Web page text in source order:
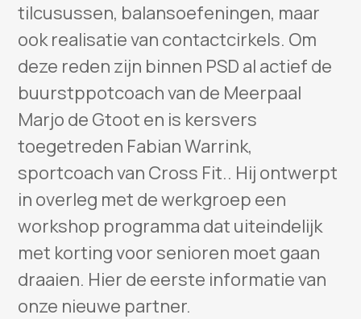
tilcusussen, balansoefeningen, maar
ook realisatie van contactcirkels. Om
deze reden zijn binnen PSD al actief de
buurstppotcoach van de Meerpaal
Marjo de Gtoot en is kersvers
toegetreden Fabian Warrink,
sportcoach van Cross Fit.. Hij ontwerpt
in overleg met de werkgroep een
workshop programma dat uiteindelijk
met korting voor senioren moet gaan
draaien. Hier de eerste informatie van
onze nieuwe partner.